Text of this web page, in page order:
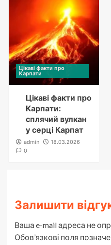
Цікаві факти про
Карпати
Цікаві факти про
Карпати:
сплячий вулкан
у серці Карпат
admin
18.03.2026
0
Залишити
Ваша e-mail адреса не
Обов’язкові поля